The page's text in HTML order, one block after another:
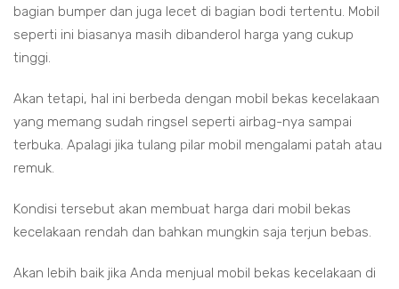
bagian bumper dan juga lecet di bagian bodi tertentu. Mobil
seperti ini biasanya masih dibanderol harga yang cukup
tinggi.
Akan tetapi, hal ini berbeda dengan mobil bekas kecelakaan
yang memang sudah ringsel seperti airbag-nya sampai
terbuka. Apalagi jika tulang pilar mobil mengalami patah atau
remuk.
Kondisi tersebut akan membuat harga dari mobil bekas
kecelakaan rendah dan bahkan mungkin saja terjun bebas.
Akan lebih baik jika Anda menjual mobil bekas kecelakaan di